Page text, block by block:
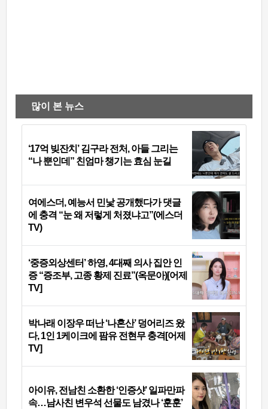
많이 본 뉴스
‘17억 빚잔치’ 김구라 전처, 아들 그리는
“나 뿐인데” 친엄마 챙기는 효심 눈길
여에스더, 예능서 민낯 공개했다가 댓글
에 충격 “눈 왜 저렇게 처졌냐고”(에스더
TV)
‘중증외상센터’ 하영, 4대째 의사 집안 인
증 “증조부, 고종 황제 진료”(옥문아)[어제
TV]
박나래 이장우 떠난 ‘나혼산’ 덩어리즈 왔
다, 1인 1케이크에 팜유 전현무 충격[어제
TV]
아이유, 전남친 소환한 ‘인증샷’ 일파만파
속…남사친 변우석 선물도 남겼나 ‘훈훈’